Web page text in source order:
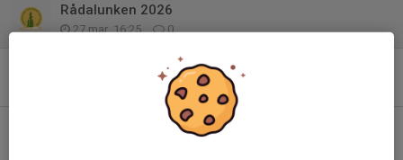
Rådalunken 2026
27 mar, 16:25 0
Vinterserien 2026
Resultat från Rådalunken